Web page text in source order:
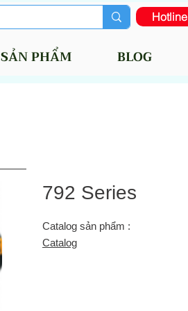
Hotline
SẢN PHẨM BLOG
792 Series
Catalog sản phẩm :
Catalog